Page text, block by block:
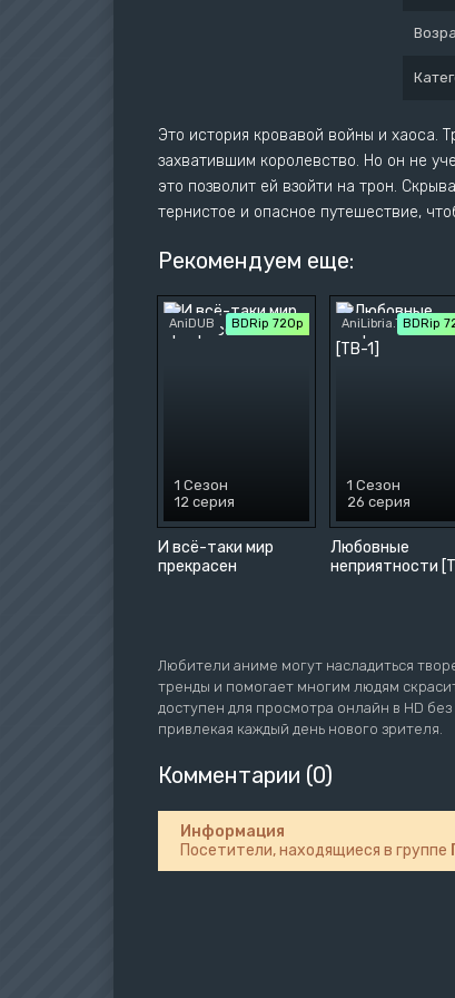
Это история кровавой войны и хаоса.
захватившим королевство. Но он не
это позволит ей взойти на трон.
тернистое и опасное путешествие,
Рекомендуем еще:
И всё-таки мир
прекрасен
AniDUB BDRip 720p
1 Сезон
12 серия
Любовные
неприятности
AniLibria.TVBDRip
1 Сезон
26 серия
Любители аниме могут насладиться
тренды и помогает многим людям
доступен для просмотра онлайн в HD
привлекая каждый день нового зрителя.
Комментарии (0)
Информация
Посетители, находящиеся в группе